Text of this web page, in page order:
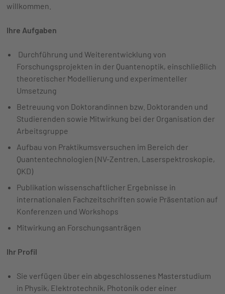
willkommen.
Ihre Aufgaben
Durchführung und Weiterentwicklung von
Forschungsprojekten in der Quantenoptik, einschließlich
theoretischer Modellierung und experimenteller
Umsetzung
Betreuung von Doktorandinnen bzw. Doktoranden und
Studierenden sowie Mitwirkung bei der Organisation der
Arbeitsgruppe
Aufbau von Praktikumsversuchen im Bereich der
Quantentechnologien (NV-Zentren, Laserspektroskopie,
QKD)
Publikation wissenschaftlicher Ergebnisse in
internationalen Fachzeitschriften sowie Präsentation auf
Konferenzen und Workshops
Mitwirkung an Forschungsanträgen
Ihr Profil
Sie verfügen über ein abgeschlossenes Masterstudium
in Physik, Elektrotechnik, Photonik oder einer